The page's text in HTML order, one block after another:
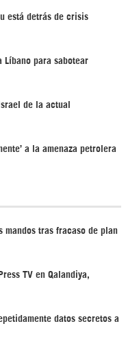
está detrás de crisis
Líbano para sabotear
de la actual
a la amenaza petrolera
mandos tras fracaso de plan
TV en Qalandiya,
datos secretos a